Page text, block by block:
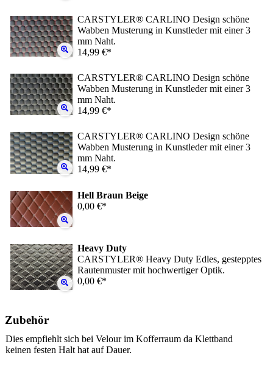
CARSTYLER® CARLINO Design schöne
Wabben Musterung in Kunstleder mit einer 3
mm Naht.
14,99 €*
CARSTYLER® CARLINO Design schöne
Wabben Musterung in Kunstleder mit einer 3
mm Naht.
14,99 €*
CARSTYLER® CARLINO Design schöne
Wabben Musterung in Kunstleder mit einer 3
mm Naht.
14,99 €*
Hell Braun Beige
0,00 €*
Heavy Duty
CARSTYLER® Heavy Duty Edles, gestepptes
Rautenmuster mit hochwertiger Optik.
0,00 €*
Zubehör
Dies empfiehlt sich bei Velour im Kofferraum da Klettband
keinen festen Halt hat auf Dauer.